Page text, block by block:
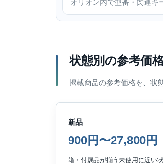
状態別の参考価
掲載商品の参考価格を、状
新品
900円〜27,800円
箱・付属品が揃う未使用に近い